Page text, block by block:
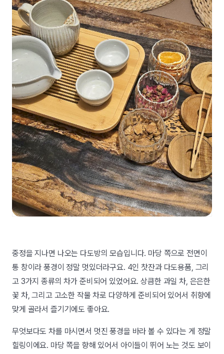
중정을 지나면 나오는 다도방의 모습입니다. 마당 쪽으로 전면이
통 창이라 풍경이 정말 멋있더라구요. 4인 찻잔과 다도용품, 그리
고 3가지 종류의 차가 준비되어 있었어요. 상큼한 과일 차, 은은한
꽃 차, 그리고 고소한 작물 차로 다양하게 준비되어 있어서 취향에
맞게 골라서 즐기기에도 좋아요.
무엇보다도 차를 마시면서 멋진 풍경을 바라 볼 수 있다는 게 정말
힐링이에요. 마당 쪽을 향해 있어서 아이들이 뛰어 노는 것도 보이